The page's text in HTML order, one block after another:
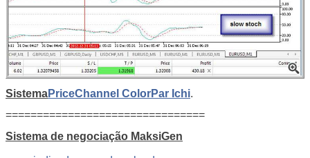
SistemaPriceChannel ColorPar Ichi.
================================
Sistema de negociação MaksiGen